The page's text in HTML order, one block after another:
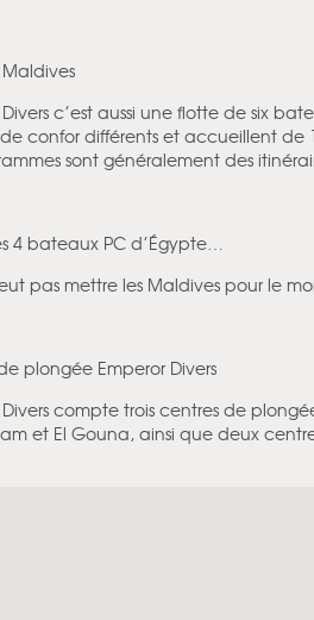
c’est aussi une flotte de six
confor différents et accueillent de
sont généralement des
4 bateaux PC d’Égypte…
pas mettre les Maldives pour le
plongée Emperor Divers
compte trois centres de
et El Gouna, ainsi que deux